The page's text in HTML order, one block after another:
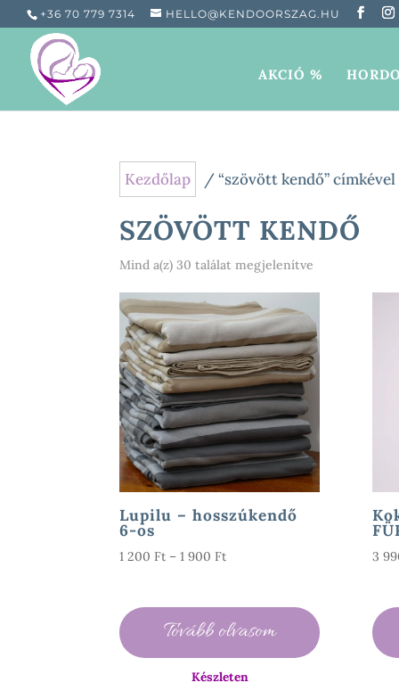
+36 70 779 7314 HELLO@KENDOORSZAG.HU
AKCIÓ %
Kezdőlap / “szövött kendő”
SZÖVÖTT KENDŐ
Mind a(z) 30 találat megjelenítve
by
Lupilu – hosszúkendő
6-os
1 200 Ft – 1 900 FtÁrtartomány:
1
900 Ft
Tovább olvasom
Készleten
3